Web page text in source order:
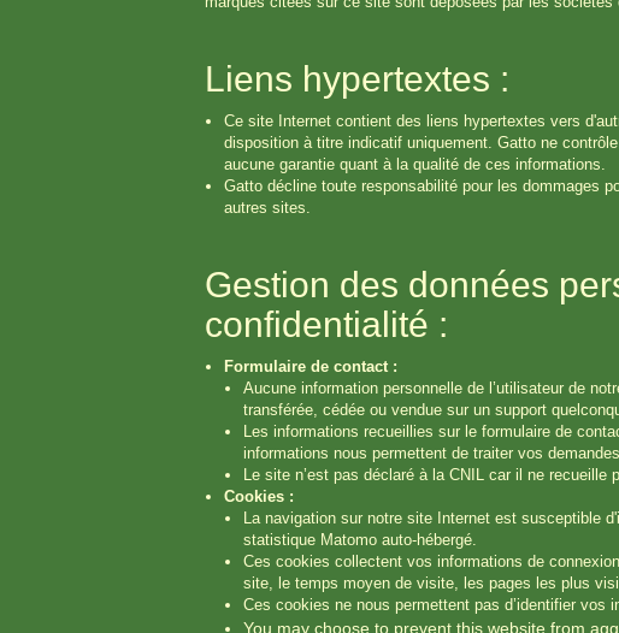
Liens hypertextes :
Ce site Internet contient des liens hypertextes vers
disposition à titre indicatif uniquement. Gatto ne
aucune garantie quant à la qualité de ces informations.
Gatto décline toute responsabilité pour les dommages
autres sites.
Gestion des données
confidentialité :
Formulaire de contact :
Aucune information personnelle de l’utilisateur de
transférée, cédée ou vendue sur un support
Les informations recueillies sur le formulaire de
informations nous permettent de traiter vos
Le site n’est pas déclaré à la CNIL car il ne recueille
Cookies :
La navigation sur notre site Internet est susceptible
statistique Matomo auto-hébergé.
Ces cookies collectent vos informations de
site, le temps moyen de visite, les pages les plus
Ces cookies ne nous permettent pas d’identifier vos
You may choose to prevent this website from